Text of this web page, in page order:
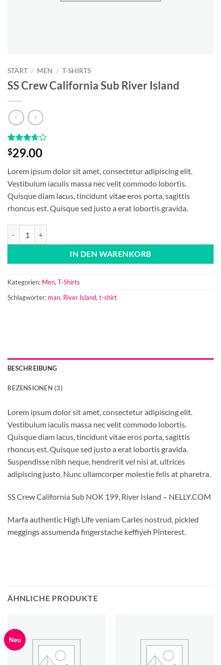
START / MEN / T-SHIRTS
SS Crew California Sub River Island
Bewertet
mit3.67
basierend
auf
3
Kundenbewertungen
$29.00
Lorem ipsum dolor sit amet, consectetur adipiscing elit.
Vestibulum iaculis massa nec velit commodo lobortis.
Quisque diam lacus, tincidunt vitae eros porta, sagittis
rhoncus est. Quisque sed justo a erat lobortis gravida.
IN DEN WARENKORB
Kategorien: Men, T-Shirts
Schlagwörter: man, River Island, t-shirt
BESCHREIBUNG
REZENSIONEN (3)
Lorem ipsum dolor sit amet, consectetur adipiscing elit.
Vestibulum iaculis massa nec velit commodo lobortis.
Quisque diam lacus, tincidunt vitae eros porta, sagittis
rhoncus est. Quisque sed justo a erat lobortis gravida.
Suspendisse nibh neque, hendrerit vel nisi at, ultrices
adipiscing justo. Nunc ullamcorper molestie felis at pharetra.
SS Crew California Sub NOK 199, River Island – NELLY.COM
Marfa authentic High Life veniam Carles nostrud, pickled
meggings assumenda fingerstache keffiyeh Pinterest.
ÄHNLICHE PRODUKTE
Neu